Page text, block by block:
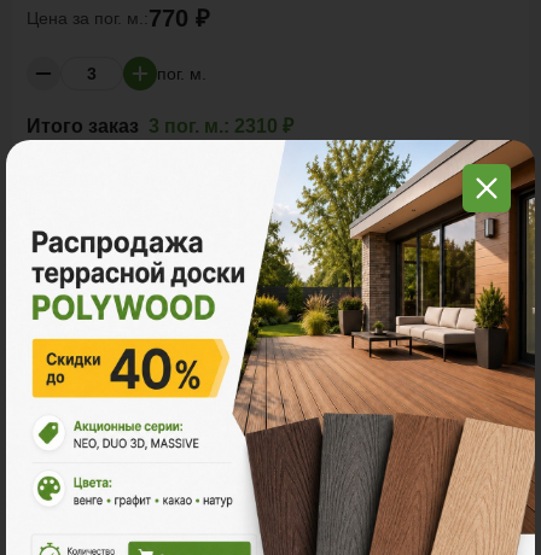
Цена за пог. м.:770 ₽
пог. м.
Итого заказ 3 пог. м.: 2310 ₽
Рассчитать
С этим товаром покупают
Много